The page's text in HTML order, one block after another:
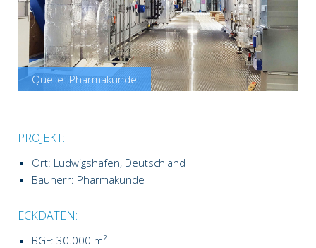
Quelle: Pharmakunde
PROJEKT:
Ort: Ludwigshafen, Deutschland
Bauherr: Pharmakunde
ECKDATEN:
BGF: 30.000 m²